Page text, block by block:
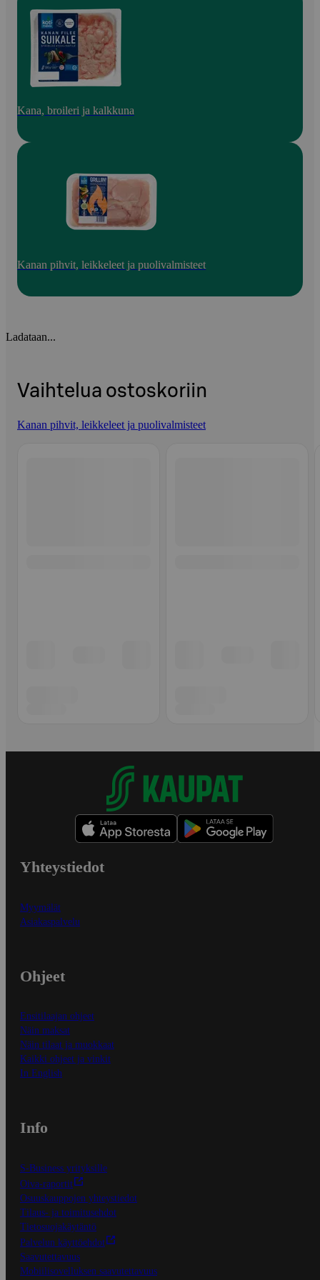
Kana, broileri ja kalkkuna
Kanan pihvit, leikkeleet ja puolivalmisteet
Ladataan...
Vaihtelua ostoskoriin
Kanan pihvit, leikkeleet ja puolivalmisteet
Yhteystiedot
Myymälät
Asiakaspalvelu
Ohjeet
Ensitilaajan ohjeet
Näin maksat
Näin tilaat ja muokkaat
Kaikki ohjeet ja vinkit
In English
Info
S-Business yrityksille
Oiva-raportit
Osuuskauppojen yhteystiedot
Tilaus- ja toimitusehdot
Tietosuojakäytäntö
Palvelun käyttöehdot
Saavutettavuus
Mobiilisovelluksen saavutettavuus